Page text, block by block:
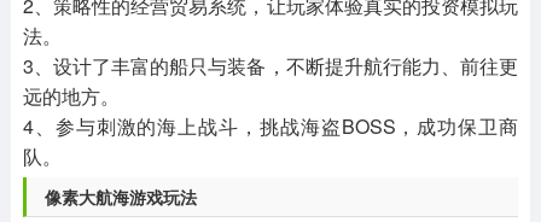
法。
3、设计了丰富的船只与装备，不断提升航行能力、前往更
远的地方。
4、参与刺激的海上战斗，挑战海盗BOSS，成功保卫商
队。
像素大航海游戏玩法